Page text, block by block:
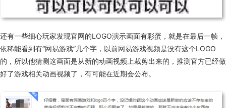
还有一些细心玩家发现官网的LOGO演示画面有彩蛋，就是在最后一帧，
依稀能看到有“网易游戏”几个字，以前网易游戏视频是没有这个LOGO
的，所以他猜测这画面是从新的动画视频上裁剪出来的，推测官方已经做
好了游戏相关动画视频了，有可能在近期会公布。